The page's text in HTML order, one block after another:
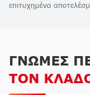
επιτυχημένα
ΓΝΩΜΕΣ
ΤΟΝ